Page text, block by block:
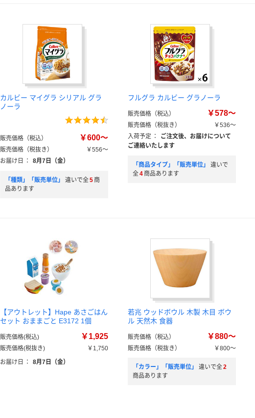
カルビー マイグラ シリアル グラ
ノーラ
販売価格（税込） ￥600～
販売価格（税抜き）
￥556～
お届け日
： 8月7日（金）
「種類」「販売単位」 違いで全5 商
品あります
フルグラ カルビー グラノーラ
販売価格（税込） ￥578～
販売価格（税抜き）
￥536～
入荷予定 ：
ご注文後、お届けについて
ご連絡いたします
「商品タイプ」「販売単位」
違いで
全4 商品あります
【アウトレット】Hape あさごはん
セット おままごと E3172 1個
販売価格(税込) ￥1,925
販売価格(税抜き)
￥1,750
お届け日
： 8月7日（金）
若兆 ウッドボウル 木製 木目 ボウ
ル 天然木 食器
販売価格（税込） ￥880～
販売価格（税抜き） ￥800～
「カラー」「販売単位」 違いで全2
商品あります